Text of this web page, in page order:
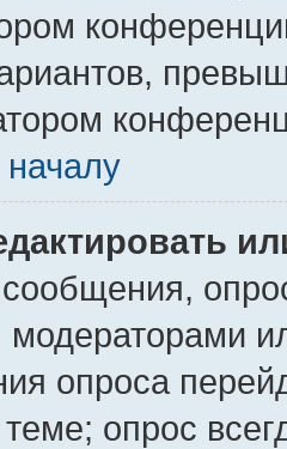
началу
модераторами
опроса
опрос